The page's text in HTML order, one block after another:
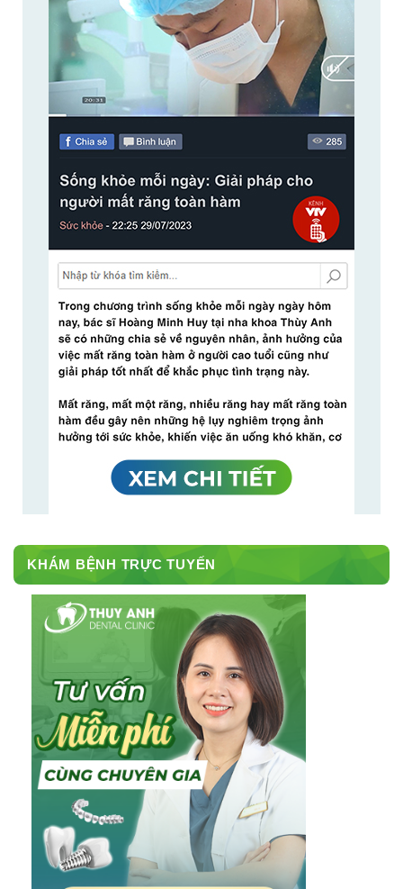
KHÁM BỆNH TRỰC TUYẾN